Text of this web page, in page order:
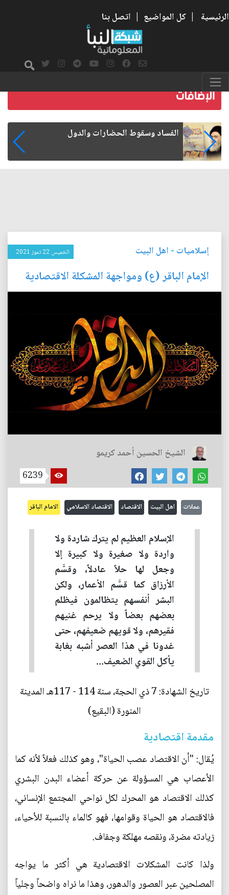
الرئيسية | كل المواضيع | اتصل بنا
رواتب الموظفين على صفيح ساخن
إسلاميات - اهل البيت الخميس 22 تموز 2021
الإمام الباقر (ع) ومواجهة المشكلة الاقتصادية
الشيخ الحسين أحمد كريمو
6239
عملات اهل البيت الاقتصاد الاقتصاد الاسلامي الامام الباقر
الإسلام العظيم لم يترك شاردة ولا
واردة ولا صغيرة ولا كبيرة إلا
وجعل لها حلاً عادلاً، وقسَّم
الأرزاق كما قسَّم الأعمار، ولكن
البشر أنفسهم يتظالمون فيظلم
بعضهم بعضاً ولا يرحم غنيهم
فقيرهم، ولا قويهم ضعيفهم، حتى
غدونا في هذا العصر أشبه بغابة
يأكل القوي الضعيف...
تاريخ الشهادة: 7 ذي الحجة، سنة 114 - 117هـ المدينة
المنورة (البقيع)
مقدمة اقتصادية
يُقال: "أن الاقتصاد عصب الحياة"، وهو كذلك فعلاً لأنه كما
الأعصاب هي المسؤولة عن حركة أعضاء البدن البشري
كذلك الاقتصاد هو المحرك لكل نواحي المجتمع الإنساني،
فالاقتصاد هو الحياة وقوامها، فهو كالماء بالنسبة للأحياء،
زيادته مضرة، ونقصه مهلكة وجفاف.
ولذا كانت المشكلات الاقتصادية هي أكثر ما يواجه
المصلحين عبر العصور والدهور، وهذا ما نراه واضحاً وجلياً